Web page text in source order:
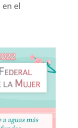
el